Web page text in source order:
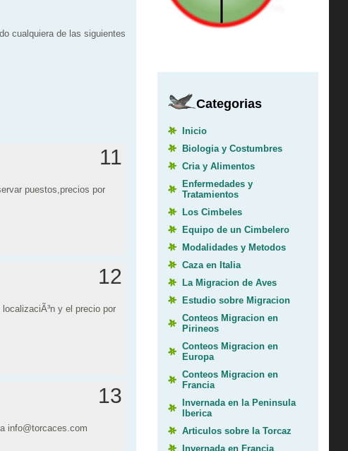
cualquiera de las siguientes
11
puestos,precios por
12
y el precio por
13
info@torcaces.com
Categorias
Inicio
Biologia y Costumbres
Cria y Alimentos
Enfermedades y
Tratamientos
Los Cimbeles
Equipo de un Cimbelero
Modalidades y Metodos
Caza en Italia
La Migracion de Aves
Estudio sobre Migracion
Conteos Migracion en
Pirineos
Conteos Migracion en
Europa
Conteos Migracion en
Francia
Invernada en la Peninsula
Iberica
Articulos sobre la Torcaz
Invernada en Francia